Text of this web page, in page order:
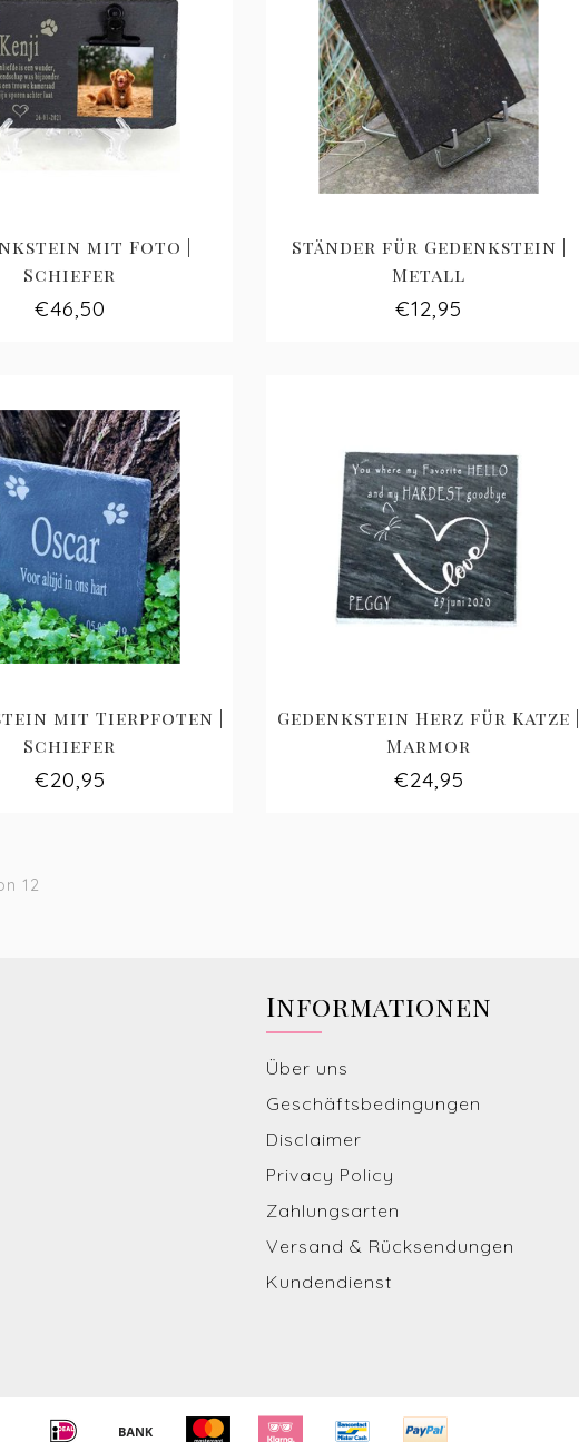
mit Foto |
Schiefer
€46,50
Ständer für Gedenkstein |
Metall
€12,95
mit Tierpfoten |
Schiefer
€20,95
Gedenkstein Herz für Katze |
Marmor
€24,95
12
Informationen
Über uns
Geschäftsbedingungen
Disclaimer
Privacy Policy
Zahlungsarten
Versand & Rücksendungen
Kundendienst